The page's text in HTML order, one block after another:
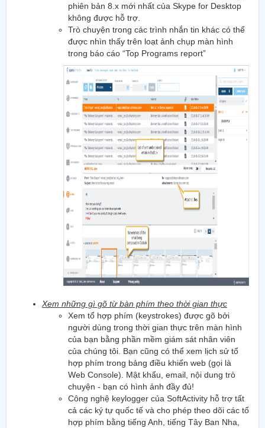
phiên bản 8.x mới nhất của Skype for Desktop
không được hỗ trợ.
Trò chuyện trong các trình nhắn tin khác có thể
được nhìn thấy trên loạt ảnh chụp màn hình
trong báo cáo “Top Programs report”
Xem những gì gõ từ bàn phím theo thời gian thực
Xem tổ hợp phím (keystrokes) được gõ bởi
người dùng trong thời gian thực trên màn hình
của bạn bằng phần mềm giám sát nhân viên
của chúng tôi. Bạn cũng có thể xem lịch sử tổ
hợp phím trong bảng điều khiển web (gọi là
Web Console). Mật khẩu, email, nội dung trò
chuyện - bạn có hình ảnh đầy đủ!
Công nghệ keylogger của SoftActivity hỗ trợ tất
cả các ký tự quốc tế và cho phép theo dõi các tổ
hợp phím bằng tiếng Anh, tiếng Tây Ban Nha,